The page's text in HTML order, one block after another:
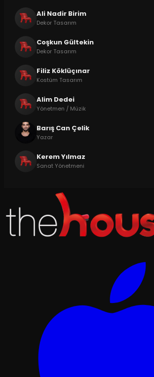
Ali Nadir Birim
Dekor Tasarım
Coşkun Gültekin
Dekor Tasarım
Filiz Köklüçınar
Kostüm Tasarım
Alim Dedei
Yönetmen / Müzik
Barış Can Çelik
Yazar
Kerem Yılmaz
Sanat Yönetmeni